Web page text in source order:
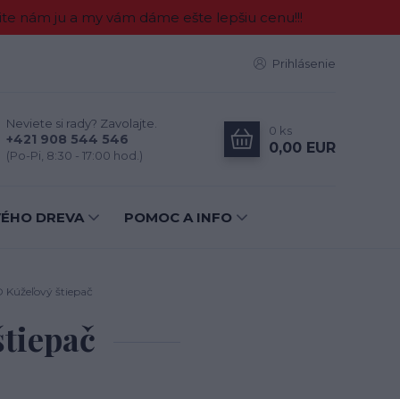
nám ju a my vám dáme ešte lepšiu cenu!!!
Prihlásenie
Neviete si rady? Zavolajte.
+421 908 544 546
(Po-Pi, 8:30 - 17:00 hod.)
0 ks
0,00 EUR
DREVA POMOC A INFO
Kúžeľový štiepač